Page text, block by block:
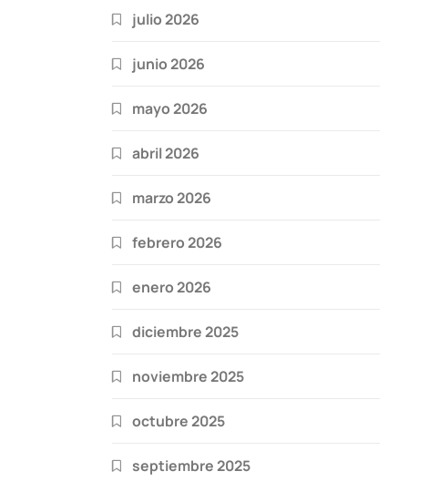
julio 2026
junio 2026
mayo 2026
abril 2026
marzo 2026
febrero 2026
enero 2026
diciembre 2025
noviembre 2025
octubre 2025
septiembre 2025